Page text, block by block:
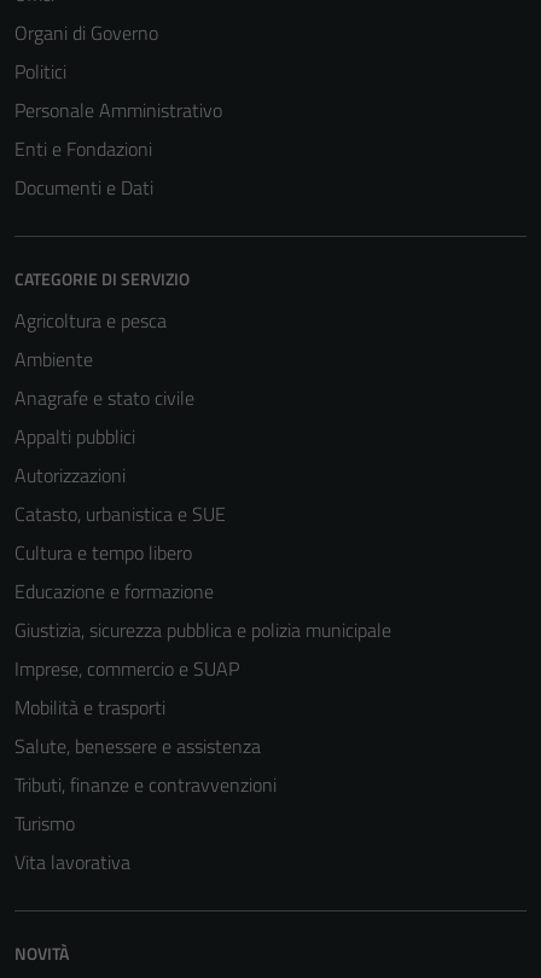
Organi di Governo
Politici
Personale Amministrativo
Enti e Fondazioni
Documenti e Dati
CATEGORIE DI SERVIZIO
Agricoltura e pesca
Ambiente
Anagrafe e stato civile
Appalti pubblici
Autorizzazioni
Catasto, urbanistica e SUE
Cultura e tempo libero
Educazione e formazione
Giustizia, sicurezza pubblica e polizia municipale
Imprese, commercio e SUAP
Mobilità e trasporti
Salute, benessere e assistenza
Tributi, finanze e contravvenzioni
Turismo
Vita lavorativa
NOVITÀ